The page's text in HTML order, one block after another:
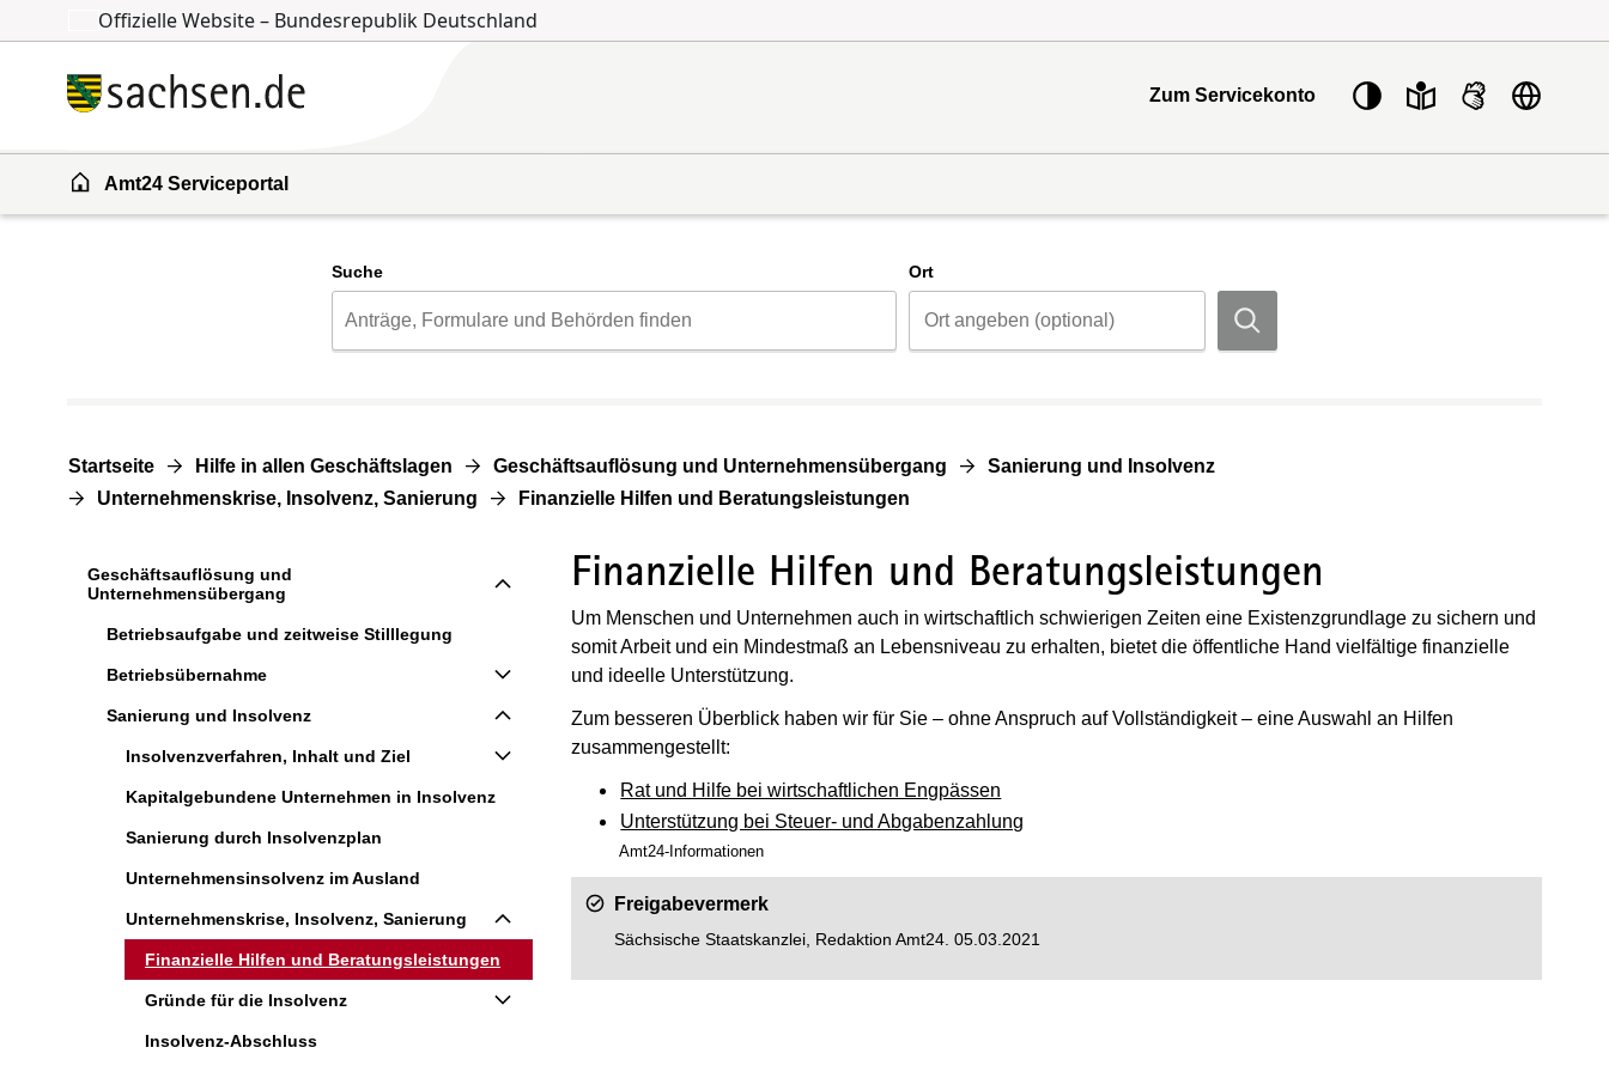
Zum Inhalt springen
Zur Suche springen
Offizielle Website – Bundesrepublik Deutschland
Zum Servicekonto Sprache
Amt24 Serviceportal
Suche Ort
Suchen
Startseite Hilfe in allen Geschäftslagen Geschäftsauflösung und Unternehmensübergang
Sanierung und Insolvenz
Unternehmenskrise, Insolvenz, Sanierung
Finanzielle Hilfen und Beratungsleistungen
Geschäftsauflösung und
Unternehmensübergang
Betriebsaufgabe und zeitweise Stilllegung
Betriebsübernahme
Sanierung und Insolvenz
Insolvenzverfahren, Inhalt und Ziel
Kapitalgebundene Unternehmen in Insolvenz
Sanierung durch Insolvenzplan
Unternehmensinsolvenz im Ausland
Unternehmenskrise, Insolvenz, Sanierung
Finanzielle Hilfen und Beratungsleistungen
Gründe für die Insolvenz
Insolvenz-Abschluss
Finanzielle Hilfen und Beratungsleistungen
Um Menschen und Unternehmen auch in wirtschaftlich schwierigen Zeiten eine Existenzgrundlage zu sichern und
somit Arbeit und ein Mindestmaß an Lebensniveau zu erhalten, bietet die öffentliche Hand vielfältige finanzielle
und ideelle Unterstützung.
Zum besseren Überblick haben wir für Sie – ohne Anspruch auf Vollständigkeit – eine Auswahl an Hilfen
zusammengestellt:
Rat und Hilfe bei wirtschaftlichen Engpässen
Unterstützung bei Steuer- und Abgabenzahlung
Amt24-Informationen
Freigabevermerk
Sächsische Staatskanzlei, Redaktion Amt24. 05.03.2021